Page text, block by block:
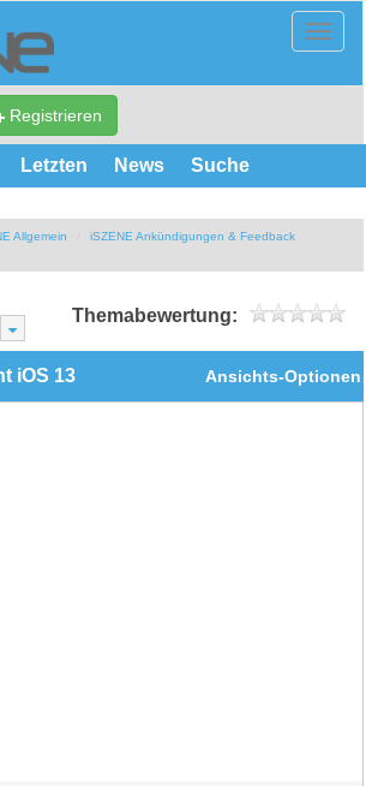
Registrieren
Letzten News Suche
Allgemein
iSZENE Ankündigungen & Feedback
Themabewertung:
Ansichts-Optionen
iOS 13